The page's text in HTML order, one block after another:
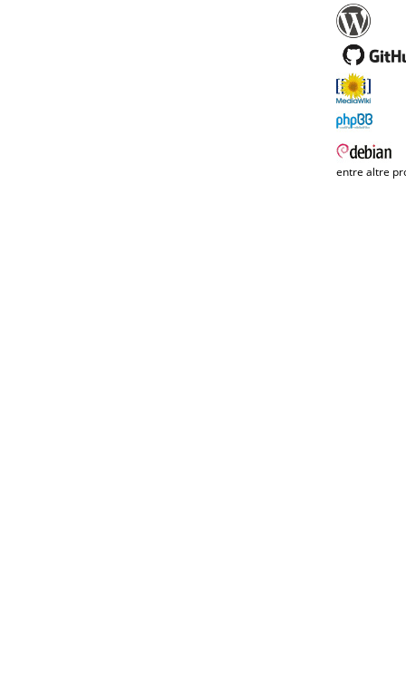
entre altre